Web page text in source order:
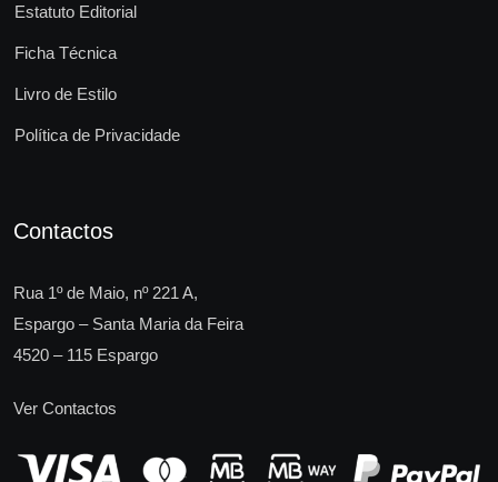
Estatuto Editorial
Ficha Técnica
Livro de Estilo
Política de Privacidade
Contactos
Rua 1º de Maio, nº 221 A,
Espargo – Santa Maria da Feira
4520 – 115 Espargo
Ver Contactos